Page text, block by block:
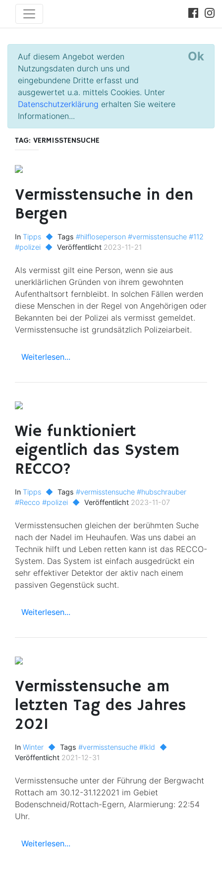
Auf diesem Angebot werden
Nutzungsdaten durch uns und
eingebundene Dritte erfasst und
ausgewertet u.a. mittels Cookies. Unter
Datenschutzerklärung erhalten Sie weitere
Informationen...
Ok
TAG: VERMISSTENSUCHE
Vermisstensuche in den
Bergen
In Tipps ◆ Tags #hilfloseperson #vermisstensuche #112
#polizei ◆ Veröffentlicht 2023-11-21
Als vermisst gilt eine Person, wenn sie aus
unerklärlichen Gründen von ihrem gewohnten
Aufenthaltsort fernbleibt. In solchen Fällen werden
diese Menschen in der Regel von Angehörigen oder
Bekannten bei der Polizei als vermisst gemeldet.
Vermisstensuche ist grundsätzlich Polizeiarbeit.
Weiterlesen...
Wie funktioniert
eigentlich das System
RECCO?
In Tipps ◆ Tags #vermisstensuche #hubschrauber
#Recco #polizei ◆ Veröffentlicht 2023-11-07
Vermisstensuchen gleichen der berühmten Suche
nach der Nadel im Heuhaufen. Was uns dabei an
Technik hilft und Leben retten kann ist das RECCO-
System. Das System ist einfach ausgedrückt ein
sehr effektiver Detektor der aktiv nach einem
passiven Gegenstück sucht.
Weiterlesen...
Vermisstensuche am
letzten Tag des Jahres
2021
In Winter ◆ Tags #vermisstensuche #lkld ◆
Veröffentlicht 2021-12-31
Vermisstensuche unter der Führung der Bergwacht
Rottach am 30.12-31.122021 im Gebiet
Bodenschneid/Rottach-Egern, Alarmierung: 22:54
Uhr.
Weiterlesen...